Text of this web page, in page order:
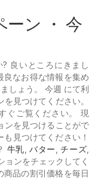
ーン ・ 今
良いところにきまし
良なお得な情報を集め
しょう。 今週 にて利
見つけてください。
ぐご覧ください。 現
ンを見つけることがで
見つけてください！
牛乳 ,バター ,チーズ
ョンをチェックしてく
商品の割引価格を毎日